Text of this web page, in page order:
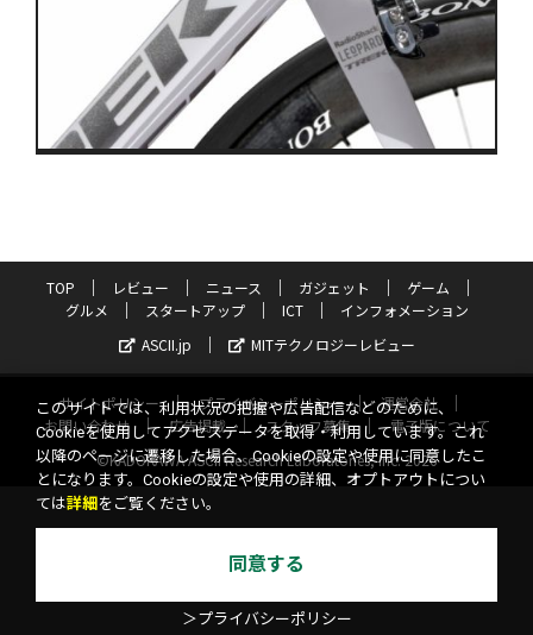
TOP レビュー ニュース ガジェット
ゲーム
グルメ
スタートアップ ICT
インフォメーション
ASCII.jp
MITテクノロジーレビュー
サイトポリシー プライバシーポリシー
運営会社
お問い合わせ
広告掲載 スタッフ募集
電子版について
©KADOKAWA ASCII Research Laboratories, Inc. 2026
このサイトでは、利用状況の把握や広告配信などのために、
Cookieを使用してアクセスデータを取得・利用しています。これ
以降のページに遷移した場合、Cookieの設定や使用に同意したこ
とになります。Cookieの設定や使用の詳細、オプトアウトについ
ては詳細 をご覧ください。
同意する
＞プライバシーポリシー